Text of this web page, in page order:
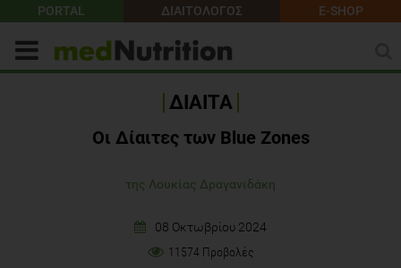
PORTAL ΔΙΑΙΤΟΛΟΓΟΣ E-SHOP
ΔΙΑΙΤΑ
Οι Δίαιτες των Blue Zones
της Λουκίας Δραγανιδάκη
08 Οκτωβρίου 2024
11574 Προβολές